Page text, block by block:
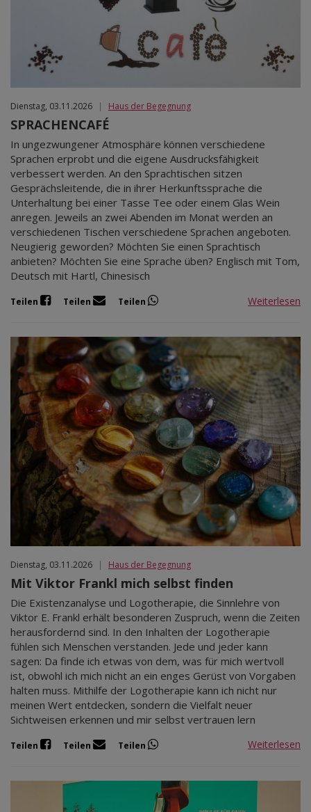
Dienstag, 03.11.2026 | Haus der Begegnung
SPRACHENCAFÉ
In ungezwungener Atmosphäre können verschiedene
Sprachen erprobt und die eigene Ausdrucksfähigkeit
verbessert werden. An den Sprachtischen sitzen
Gesprächsleitende, die in ihrer Herkunftssprache die
Unterhaltung bei einer Tasse Tee oder einem Glas Wein
anregen. Jeweils an zwei Abenden im Monat werden an
verschiedenen Tischen verschiedene Sprachen angeboten.
Neugierig geworden? Möchten Sie einen Sprachtisch
anbieten? Möchten Sie eine Sprache üben? Englisch mit Tom,
Deutsch mit Hartl, Chinesisch
Teilen Teilen Teilen Weiterlesen
Dienstag, 03.11.2026 | Haus der Begegnung
Mit Viktor Frankl mich selbst finden
Die Existenzanalyse und Logotherapie, die Sinnlehre von
Viktor E. Frankl erhält besonderen Zuspruch, wenn die Zeiten
herausfordernd sind. In den Inhalten der Logotherapie
fühlen sich Menschen verstanden. Jede und jeder kann
sagen: Da finde ich etwas von dem, was für mich wertvoll
ist, obwohl ich mich nicht an ein enges Gerüst von Vorgaben
halten muss. Mithilfe der Logotherapie kann ich nicht nur
meinen Wert entdecken, sondern die Vielfalt neuer
Sichtweisen erkennen und mir selbst vertrauen lern
Teilen Teilen Teilen Weiterlesen